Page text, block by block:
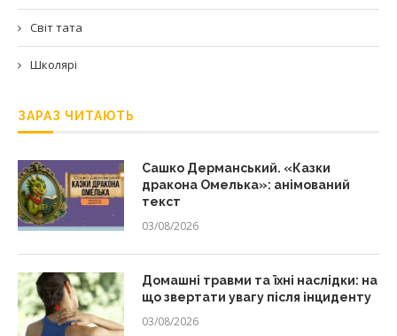
Світ тата
Школярі
ЗАРАЗ ЧИТАЮТЬ
Сашко Дерманський. «Казки
дракона Омелька»: анімований
текст
03/08/2026
Домашні травми та їхні наслідки: на
що звертати увагу після інциденту
03/08/2026